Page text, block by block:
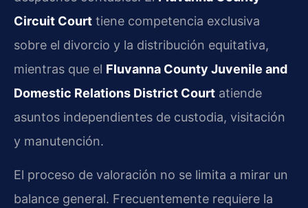
Circuit Court tiene competencia exclusiva
sobre el divorcio y la distribución equitativa,
mientras que el Fluvanna County Juvenile and
Domestic Relations District Court atiende
asuntos independientes de custodia, visitación
y manutención.
El proceso de valoración no se limita a mirar un
balance general. Frecuentemente requiere la